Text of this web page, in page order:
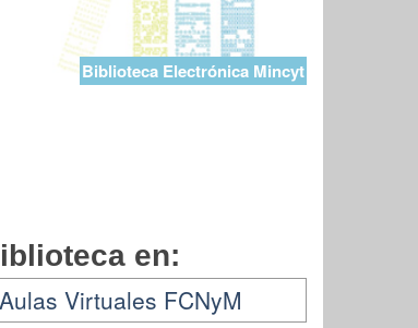
Biblioteca Electrónica Mincyt
en:
Aulas Virtuales FCNyM